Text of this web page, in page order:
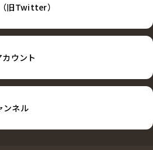
旧Twitter）
ウント
ンネル